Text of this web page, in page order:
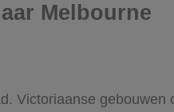
Melbourne
Victoriaanse